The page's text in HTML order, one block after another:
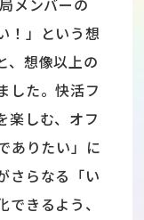
！」という想
、想像以上の
した。快活フ
楽しむ、オフ
ありたい」に
さらなる「い
きるよう、